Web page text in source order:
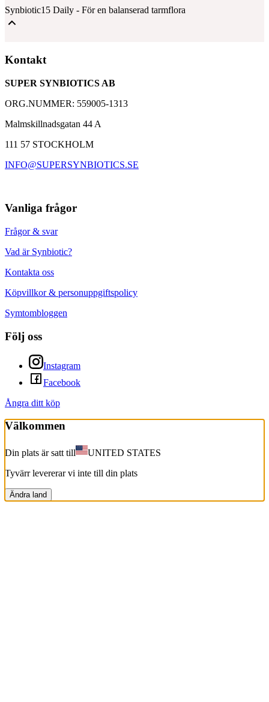
Synbiotic15 Daily - För en balanserad tarmflora
Baserad på 25 års forskning med Synbiotic 2000
Kontakt
SUPER SYNBIOTICS AB
ORG.NUMMER: 559005-1313
Malmskillnadsgatan 44 A
111 57 STOCKHOLM
INFO@SUPERSYNBIOTICS.SE
Vanliga frågor
Frågor & svar
Vad är Synbiotic?
Kontakta oss
Köpvillkor & personuppgiftspolicy
Symtombloggen
Följ oss
Instagram
Facebook
Ångra ditt köp
Välkommen
Din plats är satt till
UNITED STATES
Tyvärr levererar vi inte till din plats
Ändra land